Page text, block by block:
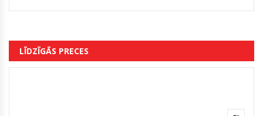
LĪDZĪGĀS PRECES